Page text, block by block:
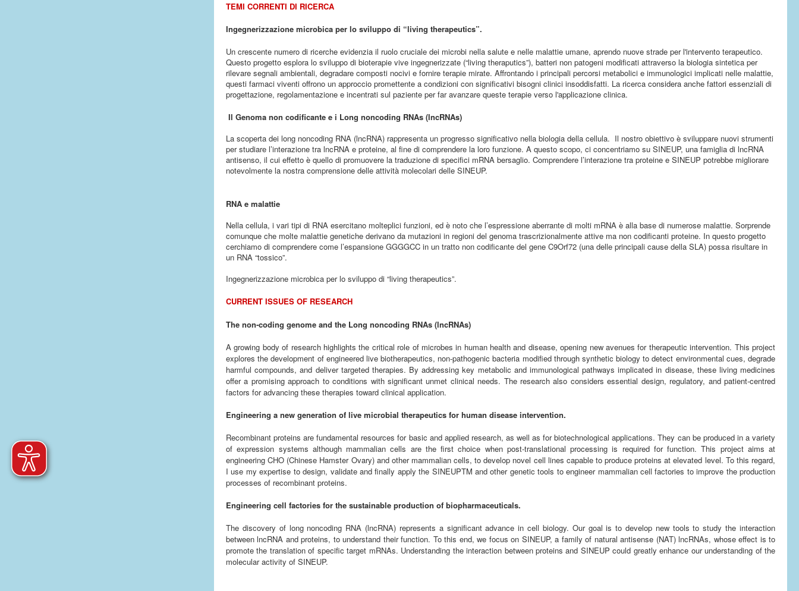
TEMI CORRENTI DI RICERCA
Ingegnerizzazione microbica per lo sviluppo di “living therapeutics”.
Un crescente numero di ricerche evidenzia il ruolo cruciale dei microbi nella salute e nelle malattie umane, aprendo nuove strade per l'intervento terapeutico.
Questo progetto esplora lo sviluppo di bioterapie vive ingegnerizzate (“living theraputics”), batteri non patogeni modificati attraverso la biologia sintetica per
rilevare segnali ambientali, degradare composti nocivi e fornire terapie mirate. Affrontando i principali percorsi metabolici e immunologici implicati nelle malattie,
questi farmaci viventi offrono un approccio promettente a condizioni con significativi bisogni clinici insoddisfatti. La ricerca considera anche fattori essenziali di
progettazione, regolamentazione e incentrati sul paziente per far avanzare queste terapie verso l'applicazione clinica.
Il Genoma non codificante e i Long noncoding RNAs (lncRNAs)
La scoperta dei long noncoding RNA (lncRNA) rappresenta un progresso significativo nella biologia della cellula. Il nostro obiettivo è sviluppare nuovi strumenti
per studiare l’interazione tra lncRNA e proteine, al fine di comprendere la loro funzione. A questo scopo, ci concentriamo su SINEUP, una famiglia di lncRNA
antisenso, il cui effetto è quello di promuovere la traduzione di specifici mRNA bersaglio. Comprendere l’interazione tra proteine e SINEUP potrebbe migliorare
notevolmente la nostra comprensione delle attività molecolari delle SINEUP.
RNA e malattie
Nella cellula, i vari tipi di RNA esercitano molteplici funzioni, ed è noto che l’espressione aberrante di molti mRNA è alla base di numerose malattie. Sorprende
comunque che molte malattie genetiche derivano da mutazioni in regioni del genoma trascrizionalmente attive ma non codificanti proteine. In questo progetto
cerchiamo di comprendere come l’espansione GGGGCC in un tratto non codificante del gene C9Orf72 (una delle principali cause della SLA) possa risultare in
un RNA “tossico”.
Ingegnerizzazione microbica per lo sviluppo di “living therapeutics”.
CURRENT ISSUES OF RESEARCH
The non‐coding genome and the Long noncoding RNAs (lncRNAs)
A growing body of research highlights the critical role of microbes in human health and disease, opening new avenues for therapeutic intervention. This project
explores the development of engineered live biotherapeutics, non-pathogenic bacteria modified through synthetic biology to detect environmental cues, degrade
harmful compounds, and deliver targeted therapies. By addressing key metabolic and immunological pathways implicated in disease, these living medicines
offer a promising approach to conditions with significant unmet clinical needs. The research also considers essential design, regulatory, and patient-centred
factors for advancing these therapies toward clinical application.
Engineering a new generation of live microbial therapeutics for human disease intervention.
Recombinant proteins are fundamental resources for basic and applied research, as well as for biotechnological applications. They can be produced in a variety
of expression systems although mammalian cells are the first choice when post-translational processing is required for function. This project aims at
engineering CHO (Chinese Hamster Ovary) and other mammalian cells, to develop novel cell lines capable to produce proteins at elevated level. To this regard,
I use my expertise to design, validate and finally apply the SINEUPTM and other genetic tools to engineer mammalian cell factories to improve the production
processes of recombinant proteins.
Engineering cell factories for the sustainable production of biopharmaceuticals.
The discovery of long noncoding RNA (lncRNA) represents a significant advance in cell biology. Our goal is to develop new tools to study the interaction
between lncRNA and proteins, to understand their function. To this end, we focus on SINEUP, a family of natural antisense (NAT) lncRNAs, whose effect is to
promote the translation of specific target mRNAs. Understanding the interaction between proteins and SINEUP could greatly enhance our understanding of the
molecular activity of SINEUP.